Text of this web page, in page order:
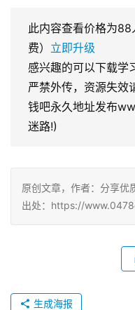
此内容查看价格为88
费） 立即升级
感兴趣的可以下载学
严禁外传，资源失
钱吧永久地址发布
迷路!)
原创文章，作者：分享优
出处：https://
生成海报